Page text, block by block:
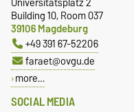
SOCIAL MEDIA
Building 10, Room 037
39106 Magdeburg
+49 391 67-52206
faraet@ovgu.de
more…